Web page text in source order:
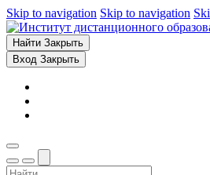
Skip to navigation Skip to navigation
Найти Закрыть
Вход Закрыть